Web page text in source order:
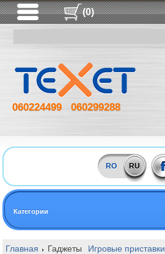
(0)
060224499 060299288
RO RU
Категории
Главная Гаджеты Игровые приставки